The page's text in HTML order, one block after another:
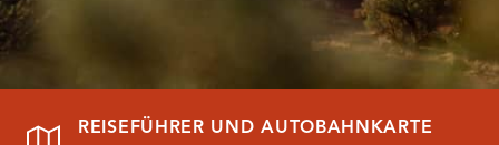
REISEFÜHRER UND AUTOBAHNKARTE